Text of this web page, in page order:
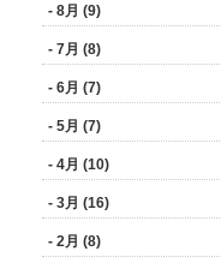
- 8月 (9)
- 7月 (8)
- 6月 (7)
- 5月 (7)
- 4月 (10)
- 3月 (16)
- 2月 (8)